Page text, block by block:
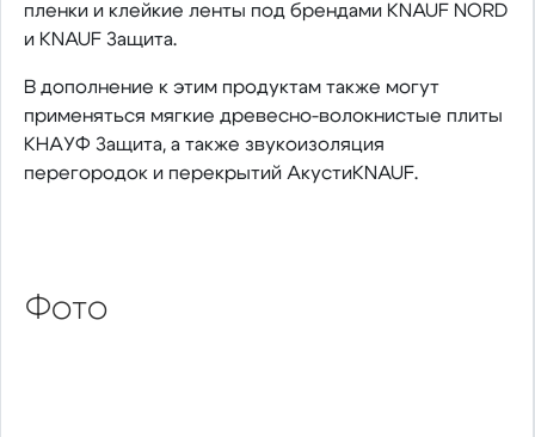
пленки и клейкие ленты под брендами KNAUF NORD
и KNAUF Защита.
В дополнение к этим продуктам также могут
применяться мягкие древесно-волокнистые плиты
КНАУФ Защита, а также звукоизоляция
перегородок и перекрытий АкустиKNAUF.
Фото